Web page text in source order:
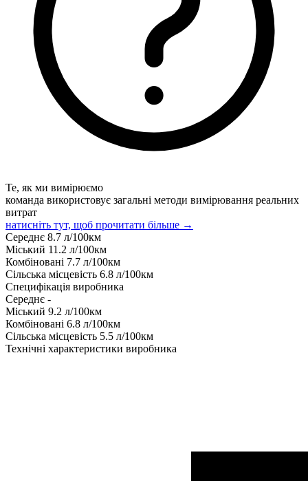
Те, як ми вимірюємо
команда використовує загальні методи вимірювання реальних
витрат
натисніть тут, щоб прочитати більше →
Середнє 8.7 л/100км
Міський 11.2 л/100км
Комбіновані 7.7 л/100км
Сільська місцевість 6.8 л/100км
Специфікація виробника
Середнє -
Міський 9.2 л/100км
Комбіновані 6.8 л/100км
Сільська місцевість 5.5 л/100км
Технічні характеристики виробника